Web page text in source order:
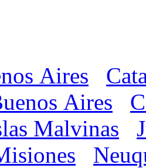
Aires
Aires
Malvinas